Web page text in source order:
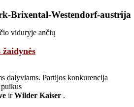
viduryje ančių
dalyviams. Partijos konkurencija
irWilder Kaiser .